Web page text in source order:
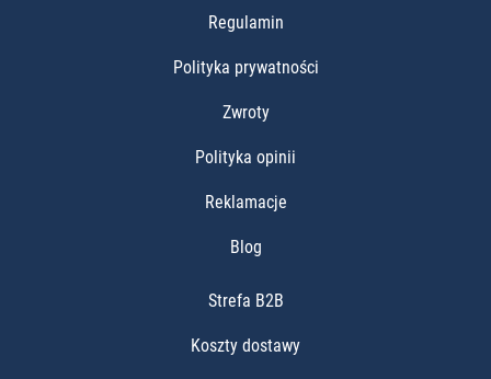
Regulamin
Polityka prywatności
Zwroty
Polityka opinii
Reklamacje
Blog
Strefa B2B
Koszty dostawy